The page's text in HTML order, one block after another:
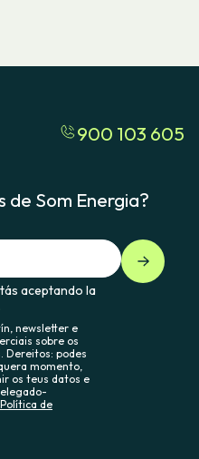
900 103 605
de Som Energia?
aceptando la
newsletter e
sobre os
Dereitos: podes
momento,
os teus datos e
Política de